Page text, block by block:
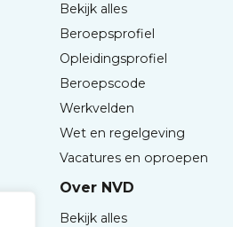
Bekijk alles
Beroepsprofiel
Opleidingsprofiel
Beroepscode
Werkvelden
Wet en regelgeving
Vacatures en oproepen
Over NVD
Bekijk alles